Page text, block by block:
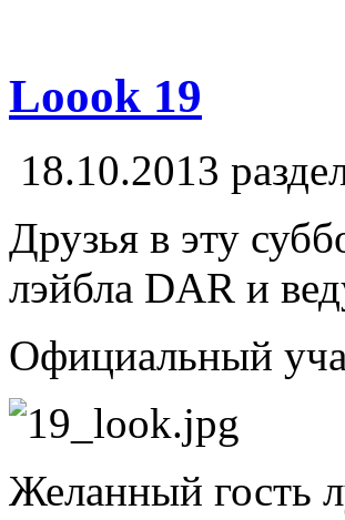
Loook 19
18.10.2013
Друзья в эту
лэйбла DAR и
Официальный
Желанный гость